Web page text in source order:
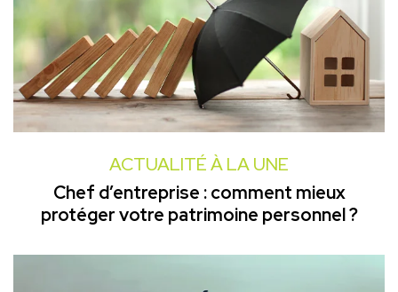
ACTUALITÉ À LA UNE
Chef d’entreprise : comment mieux
protéger votre patrimoine personnel ?